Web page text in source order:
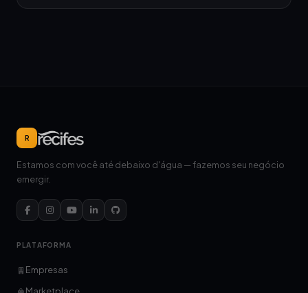
R
Estamos com você até debaixo d'água — fazemos seu negócio
emergir.
PLATAFORMA
Empresas